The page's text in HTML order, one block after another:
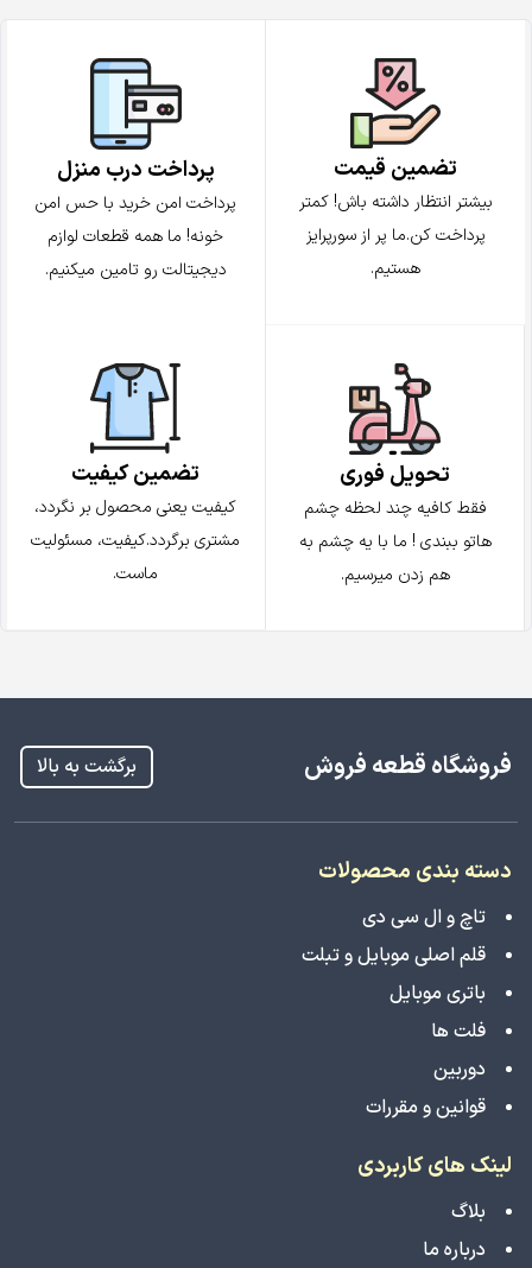
تضمین قیمت
بیشتر انتظار داشته باش! کمتر
پرداخت کن.ما پر از سورپرایز
هستیم.
پرداخت درب منزل
پرداخت امن خرید با حس امن
خونه! ما همه قطعات لوازم
دیجیتالت رو تامین میکنیم.
تحویل فوری
فقط کافیه چند لحظه چشم
هاتو ببندی ! ما با یه چشم به
هم زدن میرسیم.
تضمین کیفیت
کیفیت یعنی محصول بر نگردد،
مشتری برگردد.کیفیت، مسئولیت
ماست.
فروشگاه قطعه فروش برگشت به بالا
دسته بندی محصولات
تاچ و ال سی دی
قلم اصلی موبایل و تبلت
باتری موبایل
فلت ها
دوربین
قوانین و مقررات
لینک های کاربردی
بلاگ
درباره ما